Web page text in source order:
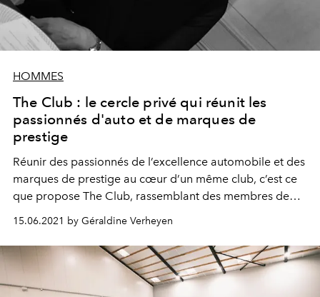
HOMMES
The Club : le cercle privé qui réunit les
passionnés d'auto et de marques de
prestige
Réunir des passionnés de l’excellence automobile et des
marques de prestige au cœur d’un même club, c’est ce
que propose The Club, rassemblant des membres de
tous horizons à travers des expériences uniques.
15.06.2021 by Géraldine Verheyen